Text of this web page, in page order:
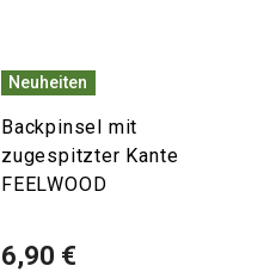
Neuheiten
Backpinsel mit
zugespitzter Kante
FEELWOOD
6,90 €